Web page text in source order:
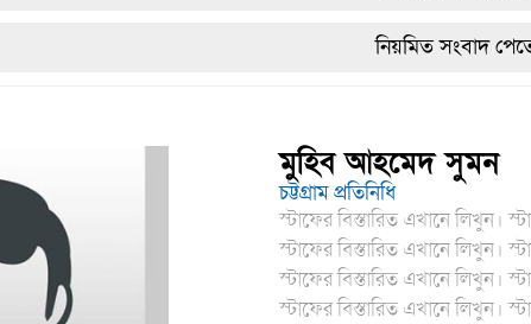
নবীনগরে
নিয়মিত সংবাদ
মুহিব আহমেদ সুমন
চট্টগ্রাম প্রতিনিধি
স্টাফের বিস্তারিত এখানে লিখুন।
স্টাফের বিস্তারিত এখানে লিখুন।
স্টাফের বিস্তারিত এখানে লিখুন।
স্টাফের বিস্তারিত এখানে লিখুন।